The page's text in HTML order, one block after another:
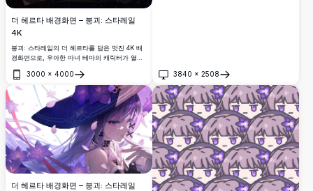
더 헤르타 배경화면 – 붕괴: 스타레일
4K
붕괴: 스타레일의 더 헤르타를 담은 멋진 4K 배
경화면으로, 우아한 마녀 테마의 캐릭터가 열린
이들, 그리고 우주적인 별빛 배경으로 둘러싸여
있습니다.
3000 × 4000
열기
3840 × 2508
열기
더 헤르타 배경화면 – 붕괴: 스타레일